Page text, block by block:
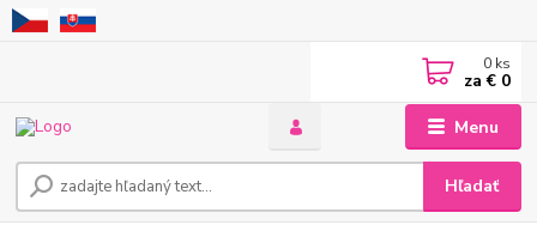
Menu
Hľadať
0 ks
za € 0